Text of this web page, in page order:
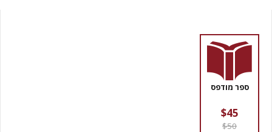
ספר מודפס
$45
$50